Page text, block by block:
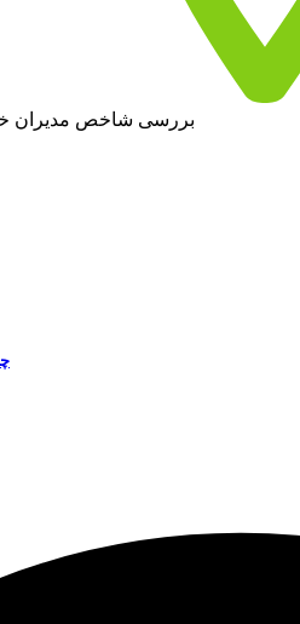
بررسی شاخص مدیران